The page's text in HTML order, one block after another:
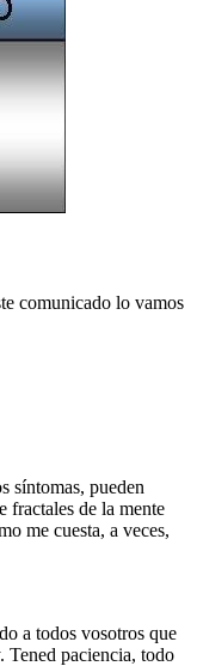
comunicado lo vamos
síntomas, pueden
de la mente
me cuesta, a veces,
a todos vosotros que
Tened paciencia, todo